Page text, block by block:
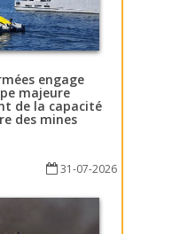
engage
majeure
de la capacité
des mines
31-07-2026